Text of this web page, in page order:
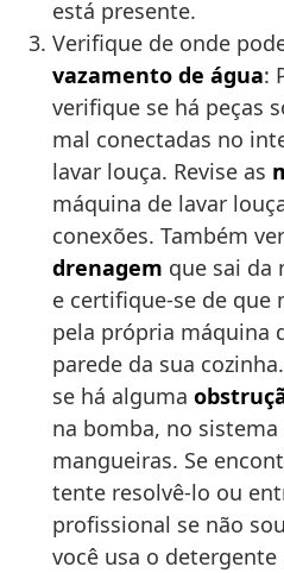
está presente.
Verifique de onde
vazamento de água:
verifique se há peças
mal conectadas no
lavar louça. Revise as
máquina de lavar
conexões. Também
drenagem que sai da
e certifique-se de que
pela própria máquina
parede da sua
se há alguma
na bomba, no
mangueiras. Se
tente resolvê-lo ou
profissional se não
você usa o detergente